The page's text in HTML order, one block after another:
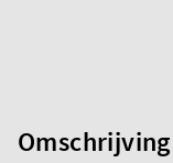
Omschrijving